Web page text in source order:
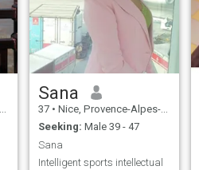
Sana
37 • Nice, Provence-Alpes-Côte d'Azur, France
Seeking: Male 39 - 47
Sana
Intelligent sports intellectual